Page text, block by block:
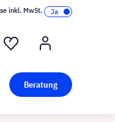
inkl. MwSt.
Beratung